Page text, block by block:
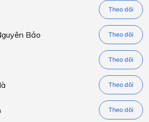
Theo dõi
Bảo Theo dõi
Theo dõi
Theo dõi
Theo dõi